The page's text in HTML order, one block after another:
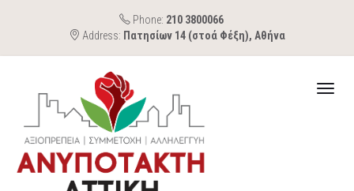
Phone: 210 3800066
Address: Πατησίων 14 (στοά Φέξη), Αθήνα